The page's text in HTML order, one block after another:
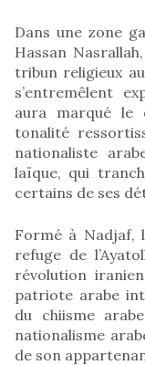
Dans une zone
Hassan
tribun religieux
s’entremêlent
aura marqué le
tonalité
nationaliste
laïque, qui
certains de ses
Formé à Nadjaf,
refuge de
révolution
patriote arabe
du chiisme
nationalisme
de son